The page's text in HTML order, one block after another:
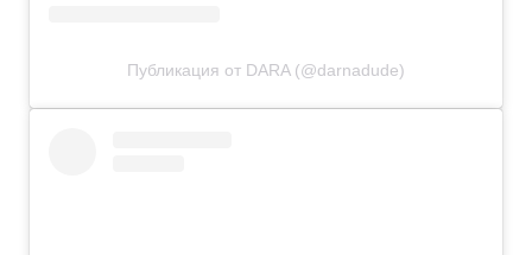
Публикация от DARA (@darnadude)